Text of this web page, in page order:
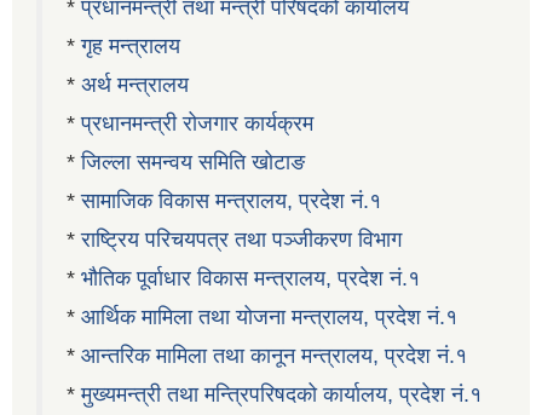
*प्रधानमन्त्री तथा मन्त्री परिषदको कार्यालय
*गृह मन्त्रालय
* अर्थ मन्त्रालय
*प्रधानमन्त्री रोजगार कार्यक्रम
*जिल्ला समन्वय समिति खोटाङ
*सामाजिक विकास मन्त्रालय, प्रदेश नं.१
*राष्ट्रिय परिचयपत्र तथा पञ्जीकरण विभाग
* भौतिक पूर्वाधार विकास मन्त्रालय, प्रदेश नं.१
* आर्थिक मामिला तथा योजना मन्त्रालय, प्रदेश नं.१
* आन्तरिक मामिला तथा कानून मन्त्रालय, प्रदेश नं.१
*मुख्यमन्त्री तथा मन्त्रिपरिषदको कार्यालय, प्रदेश नं.१